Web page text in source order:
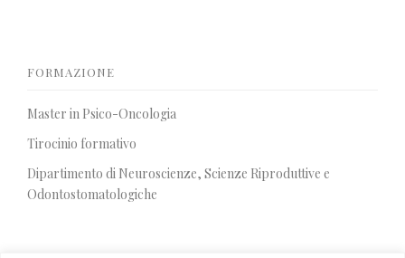
FORMAZIONE
Master in Psico-Oncologia
Tirocinio formativo
Dipartimento di Neuroscienze, Scienze Riproduttive e
Odontostomatologiche